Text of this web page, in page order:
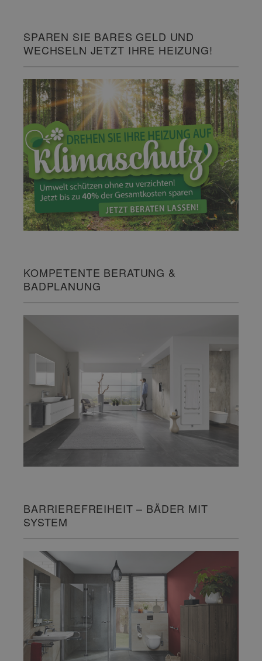
SPAREN SIE BARES GELD UND
WECHSELN JETZT IHRE HEIZUNG!
KOMPETENTE BERATUNG &
BADPLANUNG
BARRIEREFREIHEIT – BÄDER MIT
SYSTEM